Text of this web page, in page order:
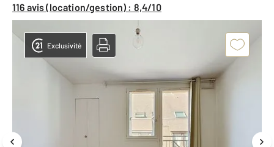
116 avis (location/gestion) : 8,4/10
Exclusivité